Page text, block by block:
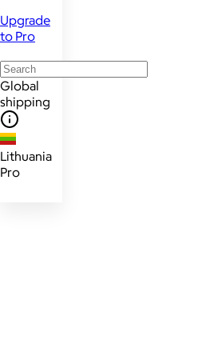
Upgrade
to Pro
Global
shipping
Lithuania
Pro